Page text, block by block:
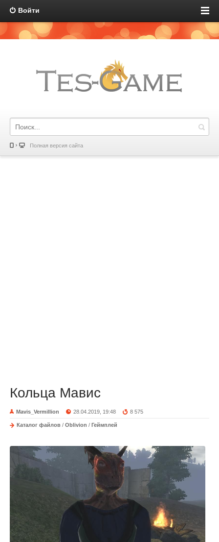
Войти
Полная версия сайта
Кольца Мавис
Mavis_Vermillion 28.04.2019, 19:48 8 575
Каталог файлов / Oblivion / Геймплей